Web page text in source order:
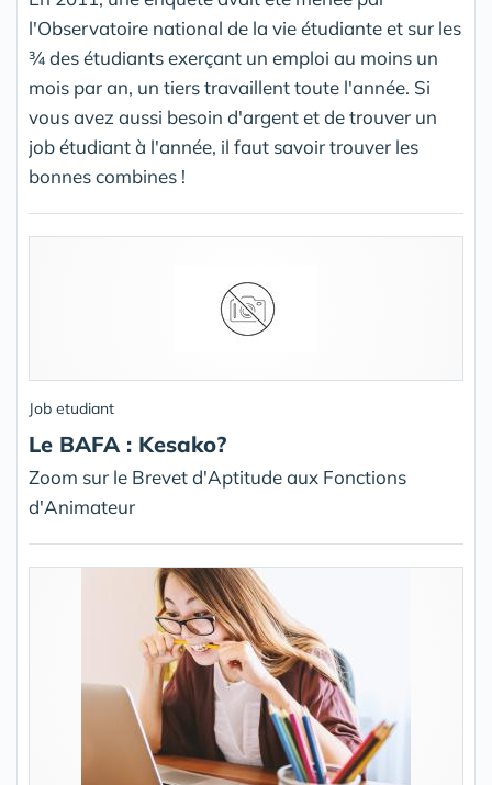
l'Observatoire national de la vie étudiante et sur les
¾ des étudiants exerçant un emploi au moins un
mois par an, un tiers travaillent toute l'année. Si
vous avez aussi besoin d'argent et de trouver un
job étudiant à l'année, il faut savoir trouver les
bonnes combines !
Job etudiant
Le BAFA : Kesako?
Zoom sur le Brevet d'Aptitude aux Fonctions
d'Animateur